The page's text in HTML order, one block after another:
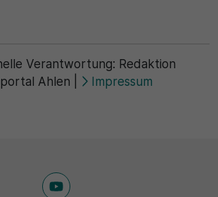
Verantwortung: Redaktion
Ahlen
Impressum